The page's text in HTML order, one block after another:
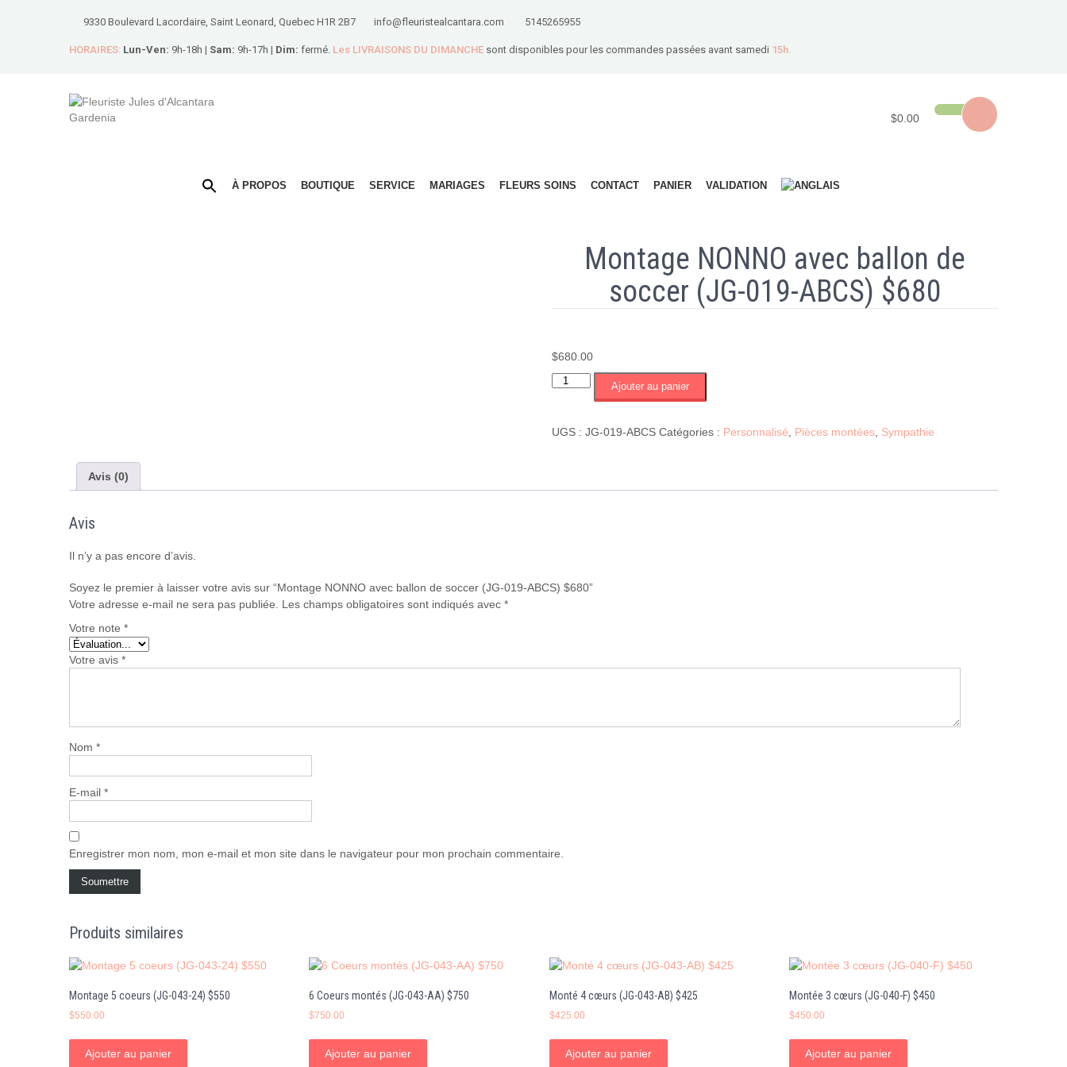
9330 Boulevard Lacordaire, Saint Leonard, Quebec H1R 2B7 info@fleuristealcantara.com 5145265955
HORAIRES: Lun-Ven: 9h-18h | Sam: 9h-17h | Dim: fermé. Les LIVRAISONS DU DIMANCHE sont disponibles pour les commandes passées avant samedi 15h.
$0.00
À PROPOS BOUTIQUE SERVICE MARIAGES FLEURS SOINS CONTACT PANIER VALIDATION
Montage NONNO avec ballon de
soccer (JG-019-ABCS) $680
$680.00
quantité
NONNO
soccer
Ajouter au panier
UGS :JG-019-ABCS Catégories : Personnalisé Pièces montées Sympathie
Avis (0)
Avis
Il n’y a pas encore d’avis.
Soyez le premier à laisser votre avis sur “Montage NONNO avec ballon de soccer (JG-019-ABCS) $680”
Votre adresse e-mail ne sera pas publiée.
Les champs obligatoires sont indiqués avec *
Votre note *
Votre avis *
Nom *
E-mail *
Enregistrer mon nom, mon e-mail et mon site dans le navigateur pour mon prochain commentaire.
Produits similaires
Montage 5 coeurs (JG-043-24) $550
$550.00
Ajouter au panier
6 Coeurs montés (JG-043-AA) $750
$750.00
Ajouter au panier
Monté 4 cœurs (JG-043-AB) $425
$425.00
Ajouter au panier
Montée 3 cœurs (JG-040-F) $450
$450.00
Ajouter au panier